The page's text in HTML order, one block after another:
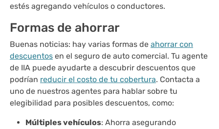
estés agregando vehículos o conductores.
Formas de ahorrar
Buenas noticias: hay varias formas de ahorrar con
descuentos en el seguro de auto comercial. Tu agente
de IIA puede ayudarte a descubrir descuentos que
podrían reducir el costo de tu cobertura. Contacta a
uno de nuestros agentes para hablar sobre tu
elegibilidad para posibles descuentos, como:
Múltiples vehículos: Ahorra asegurando